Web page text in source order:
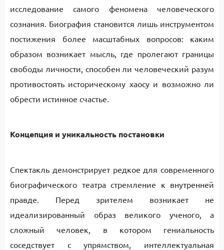
исследование самого феномена человеческого
сознания. Биография становится лишь инструментом
постижения более масштабных вопросов: каким
образом возникает мысль, где пролегают границы
свободы личности, способен ли человеческий разум
противостоять историческому хаосу и возможно ли
обрести истинное счастье.
Концепция и уникальность постановки
Спектакль демонстрирует редкое для современного
биографического театра стремление к внутренней
правде. Перед зрителем возникает не
идеализированный образ великого ученого, а
сложный человек, в котором гениальность
соседствует с упрямством, интеллектуальная